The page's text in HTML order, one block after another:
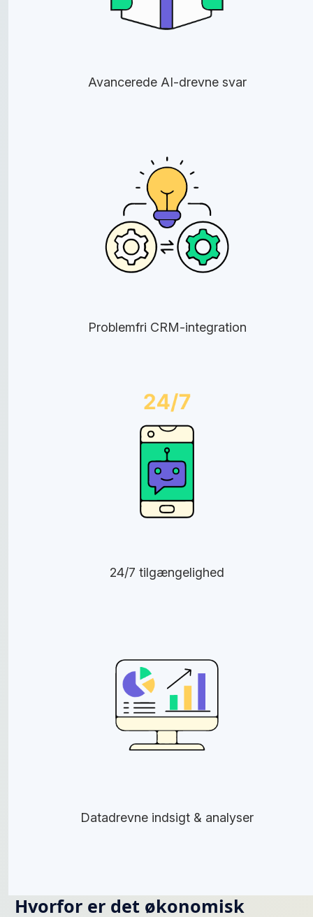
Avancerede AI-drevne svar
Problemfri CRM-integration
24/7 tilgængelighed
Datadrevne indsigt & analyser
Hvorfor er det økonomisk